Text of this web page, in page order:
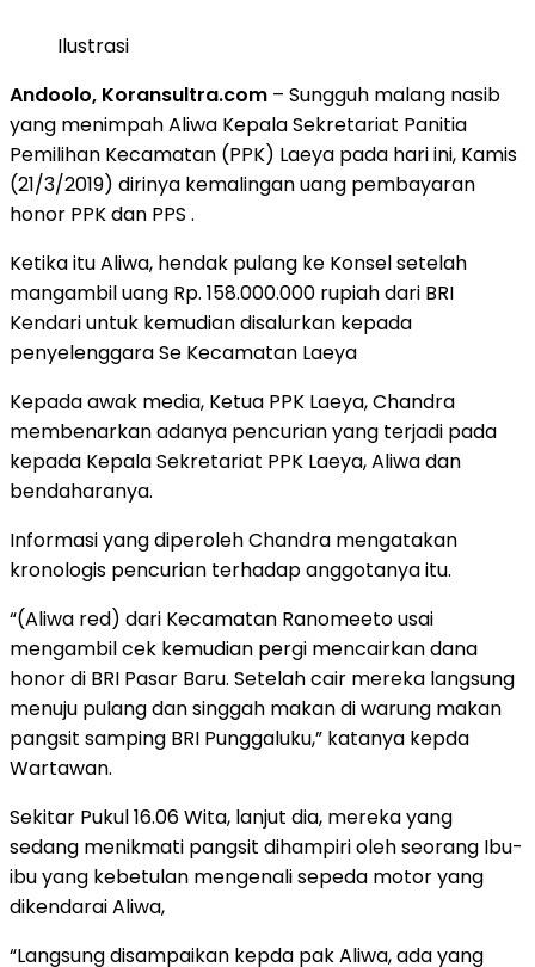
Ilustrasi
Andoolo, Koransultra.com – Sungguh malang nasib
yang menimpah Aliwa Kepala Sekretariat Panitia
Pemilihan Kecamatan (PPK) Laeya pada hari ini, Kamis
(21/3/2019) dirinya kemalingan uang pembayaran
honor PPK dan PPS .
Ketika itu Aliwa, hendak pulang ke Konsel setelah
mangambil uang Rp. 158.000.000 rupiah dari BRI
Kendari untuk kemudian disalurkan kepada
penyelenggara Se Kecamatan Laeya
Kepada awak media, Ketua PPK Laeya, Chandra
membenarkan adanya pencurian yang terjadi pada
kepada Kepala Sekretariat PPK Laeya, Aliwa dan
bendaharanya.
Informasi yang diperoleh Chandra mengatakan
kronologis pencurian terhadap anggotanya itu.
“(Aliwa red) dari Kecamatan Ranomeeto usai
mengambil cek kemudian pergi mencairkan dana
honor di BRI Pasar Baru. Setelah cair mereka langsung
menuju pulang dan singgah makan di warung makan
pangsit samping BRI Punggaluku,” katanya kepda
Wartawan.
Sekitar Pukul 16.06 Wita, lanjut dia, mereka yang
sedang menikmati pangsit dihampiri oleh seorang Ibu-
ibu yang kebetulan mengenali sepeda motor yang
dikendarai Aliwa,
“Langsung disampaikan kepda pak Aliwa, ada yang